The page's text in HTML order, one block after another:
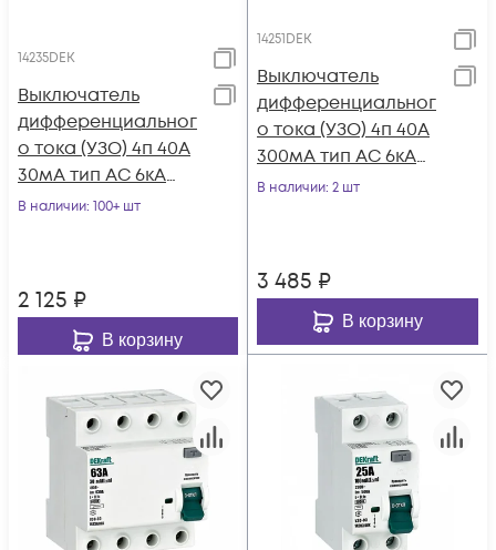
14235DEK
Выключатель
дифференциальног
о тока (УЗО) 4п 40А
30мА тип AC 6кА
УЗО-03 DEKraft
В наличии: 100+ шт
2 125 ₽
В корзину
14251DEK
Выключатель
дифференциальног
о тока (УЗО) 4п 40А
300мА тип AC 6кА
УЗО-03 DEKraft
В наличии: 2 шт
3 485 ₽
В корзину